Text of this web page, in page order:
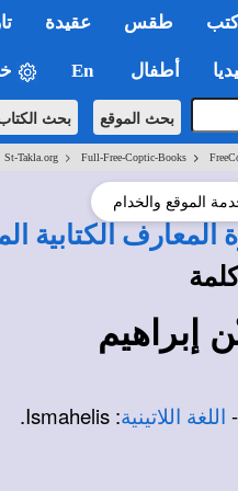
كتب طقس عقيدة
أطفال En
بحث الموقع بحث
St-Takla.org > Full-Free-Coptic-Books >
الموقع والخدام
الكتابية
إبراهيم
اللغة اللاتينية: Ismahelis.